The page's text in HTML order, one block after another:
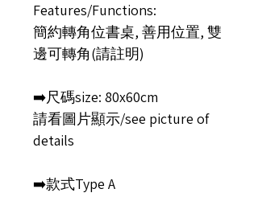
Features/Functions:
簡約轉角位書桌, 善用位置, 雙
邊可轉角(請註明)
➡️尺碼size: 80x60cm
請看圖片顯示/see picture of
details
➡️款式Type A